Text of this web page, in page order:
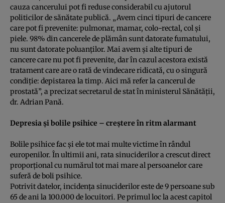
cauza cancerului pot fi reduse considerabil cu ajutorul
politicilor de sănătate publică. „Avem cinci tipuri de cancere
care pot fi prevenite: pulmonar, mamar, colo-rectal, col şi
piele. 98% din cancerele de plămân sunt datorate fumatului,
nu sunt datorate poluanţilor. Mai avem şi alte tipuri de
cancere care nu pot fi prevenite, dar în cazul acestora există
tratament care are o rată de vindecare ridicată, cu o singură
condiţie: depistarea la timp. Aici mă refer la cancerul de
prostată”, a precizat secretarul de stat în ministerul Sănătăţii,
dr. Adrian Pană.
Depresia şi bolile psihice – creştere în ritm alarmant
Bolile psihice fac şi ele tot mai multe victime în rândul
europenilor. În ultimii ani, rata sinuciderilor a crescut direct
proporţional cu numărul tot mai mare al persoanelor care
suferă de boli psihice.
Potrivit datelor, incidenţa sinuciderilor este de 9 persoane sub
65 de ani la 100.000 de locuitori. Pe primul loc la acest capitol